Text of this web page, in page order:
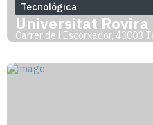
Tecnológica
Universitat Rovira
Carrer de l'Escorxador, 43003